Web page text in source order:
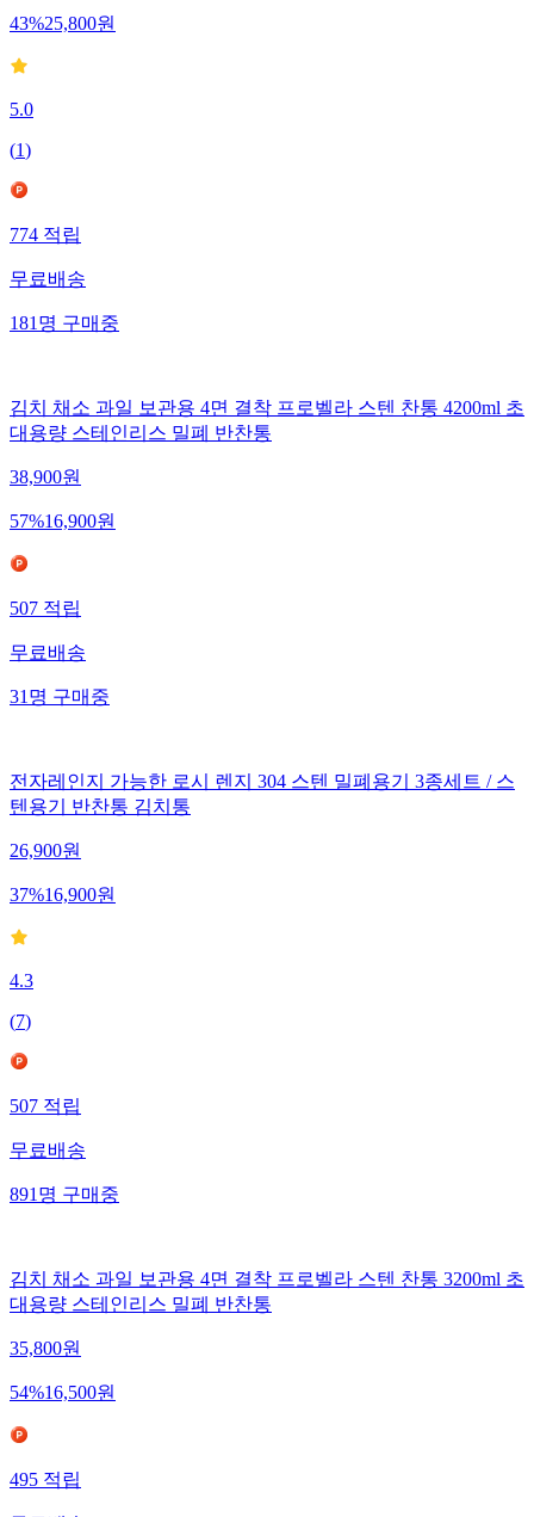
43%25,800원
5.0
(1)
774적립
무료배송
181명구매중
김치 채소 과일 보관용 4면 결착 프로벨라 스텐 찬통 4200ml 초
대용량 스테인리스 밀폐 반찬통
38,900원
57%16,900원
507적립
무료배송
31명구매중
전자레인지 가능한 로시 렌지 304 스텐 밀폐용기 3종세트 / 스
텐용기 반찬통 김치통
26,900원
37%16,900원
4.3
(7)
507적립
무료배송
891명구매중
김치 채소 과일 보관용 4면 결착 프로벨라 스텐 찬통 3200ml 초
대용량 스테인리스 밀폐 반찬통
35,800원
54%16,500원
495적립